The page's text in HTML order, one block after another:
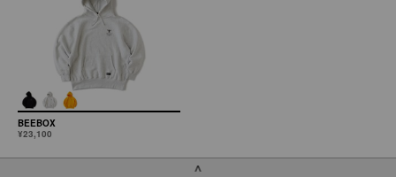
BEEBOX
¥23,100